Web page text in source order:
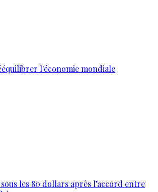
l'économie mondiale
les 80 dollars après l’accord entre